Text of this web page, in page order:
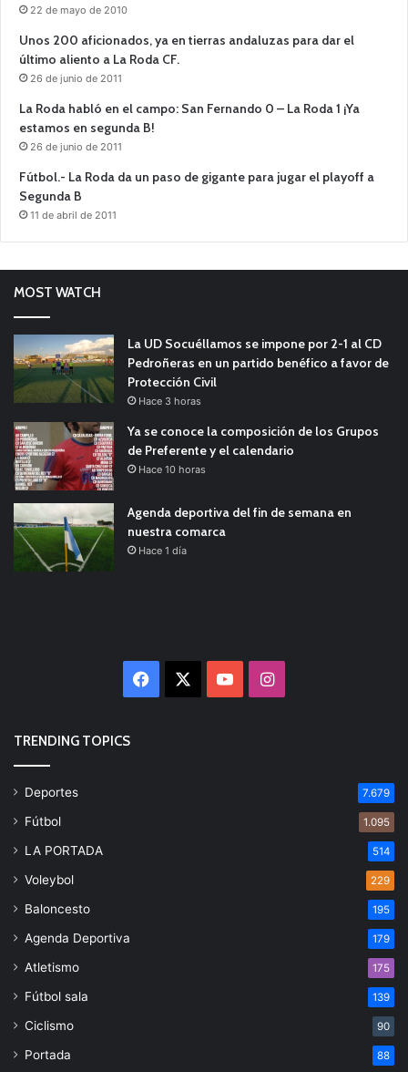
22 de mayo de 2010
Unos 200 aficionados, ya en tierras andaluzas para dar el
último aliento a La Roda CF.
26 de junio de 2011
La Roda habló en el campo: San Fernando 0 – La Roda 1 ¡Ya
estamos en segunda B!
26 de junio de 2011
Fútbol.- La Roda da un paso de gigante para jugar el playoff a
Segunda B
11 de abril de 2011
MOST WATCH
La UD Socuéllamos se impone por 2-1 al CD
Pedroñeras en un partido benéfico a favor de
Protección Civil
Hace 3 horas
Ya se conoce la composición de los Grupos
de Preferente y el calendario
Hace 10 horas
Agenda deportiva del fin de semana en
nuestra comarca
Hace 1 día
Facebook YouTubeInstagram
TRENDING TOPICS
Deportes 7.679
Fútbol 1.095
LA PORTADA 514
Voleybol 229
Baloncesto 195
Agenda Deportiva 179
Atletismo 175
Fútbol sala 139
Ciclismo 90
Portada 88